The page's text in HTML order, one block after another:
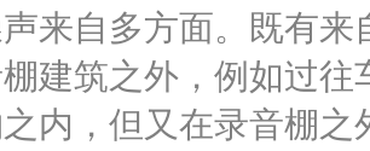
来自多方面。既有
建筑之外，例如过
内，但又在录音棚